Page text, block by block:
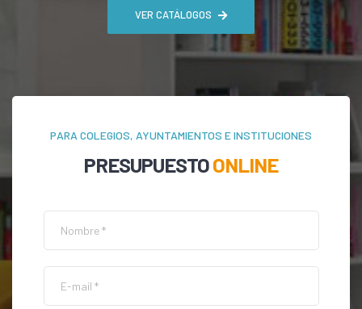
VER CATÁLOGOS
PARA COLEGIOS, AYUNTAMIENTOS E INSTITUCIONES
PRESUPUESTOONLINE